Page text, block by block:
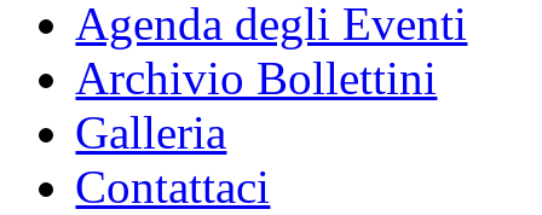
Agenda degli Eventi
Archivio Bollettini
Galleria
Contattaci